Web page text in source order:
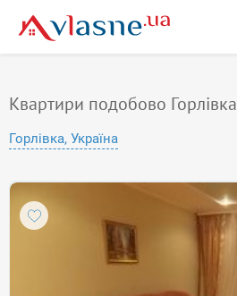
Квартири подобово Горлівка
Горлівка, Україна